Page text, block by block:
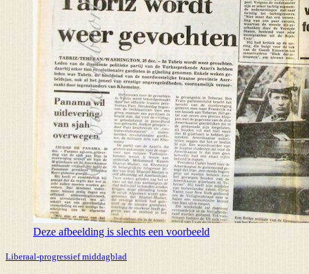
Deze afbeelding is slechts een voorbeeld
Liberaal-progressief middagblad